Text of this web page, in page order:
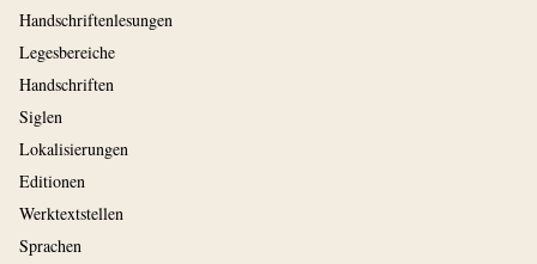
Handschriftenlesungen
Legesbereiche
Handschriften
Siglen
Lokalisierungen
Editionen
Werktextstellen
Sprachen